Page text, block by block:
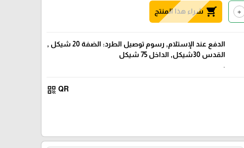
+
shopping_cart شراء هذا المنتج
الدفع عند الإستلام, رسوم توصيل الطرد: الضفة 20 شيكل ,
القدس 30شيكل, الداخل 75 شيكل
.
QR
qr_code